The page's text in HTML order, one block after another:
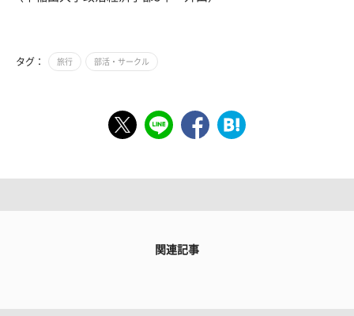
タグ： 旅行 部活・サークル
関連記事